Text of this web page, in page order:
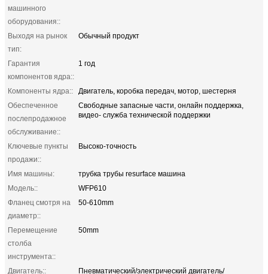
машинного
оборудования::
Выходя на рынок
тип:
Обычный продукт
Гарантия
компонентов ядра::
1 год
Компоненты ядра::
Двигатель, коробка передач, мотор, шестерня
Обеспеченное
послепродажное
обслуживание::
Свободные запасные части, онлайн поддержка,
видео- служба технической поддержки
Ключевые пункты
продажи::
Высоко-точность
Имя машины:
трубка трубы resurface машина
Модель::
WFP610
Фланец смотря на
диаметр::
50-610mm
Перемещение
столба
инструмента::
50mm
Двигатель::
Пневматический/электрический двигатель/